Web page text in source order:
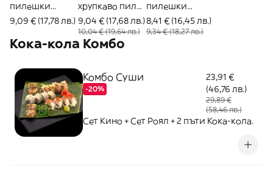
пилешки
бургер (450г)
9,09 € (17,78 лв.)
хрупкаво пиле
(300г)
9,04 € (17,68 лв.)
10,04 € (19,64 лв.)
пилешки
бонфиленца
(350г)
8,41 € (16,45 лв.)
9,34 € (18,27 лв.)
Кока-кола Комбо
Комбо Суши
-20%
23,91 €
(46,76 лв.)
29,89 €
(58,46 лв.)
Сет Кино + Сет Роял + 2 пъти Кока-кола.